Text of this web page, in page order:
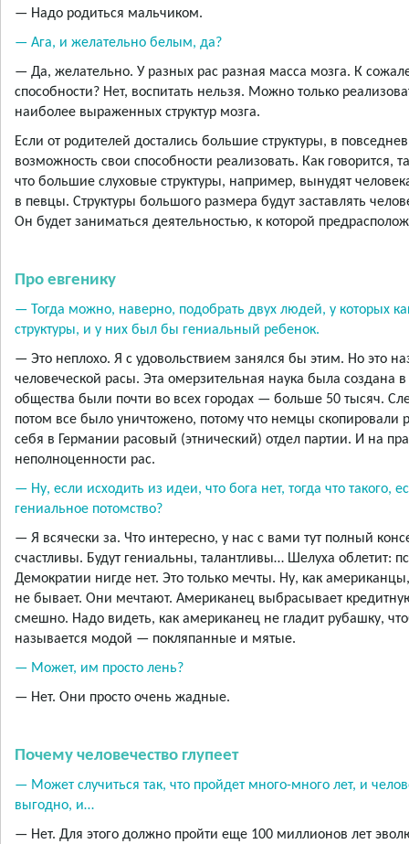
— Надо родиться мальчиком.
— Ага, и желательно белым, да?
— Да, желательно. У разных рас разная масса мозга. К
способности? Нет, воспитать нельзя. Можно только
наиболее выраженных структур мозга.
Если от родителей достались большие структуры, в
возможность свои способности реализовать. Как говорится,
что большие слуховые структуры, например, вынудят
в певцы. Структуры большого размера будут заставлять
Он будет заниматься деятельностью, к которой
Про евгенику
— Тогда можно, наверно, подобрать двух людей, у которых
структуры, и у них был бы гениальный ребенок.
— Это неплохо. Я с удовольствием занялся бы этим. Но это
человеческой расы. Эта омерзительная наука была создана
общества были почти во всех городах — больше 50 тысяч.
потом все было уничтожено, потому что немцы скопировали
себя в Германии расовый (этнический) отдел партии. И на
неполноценности рас.
— Ну, если исходить из идеи, что бога нет, тогда что
гениальное потомство?
— Я всячески за. Что интересно, у нас с вами тут полный
счастливы. Будут гениальны, талантливы… Шелуха облетит:
Демократии нигде нет. Это только мечты. Ну, как
не бывает. Они мечтают. Американец выбрасывает
смешно. Надо видеть, как американец не гладит рубашку,
называется модой — покляпанные и мятые.
— Может, им просто лень?
— Нет. Они просто очень жадные.
Почему человечество глупеет
— Может случиться так, что пройдет много-много лет, и
выгодно, и…
— Нет. Для этого должно пройти еще 100 миллионов лет